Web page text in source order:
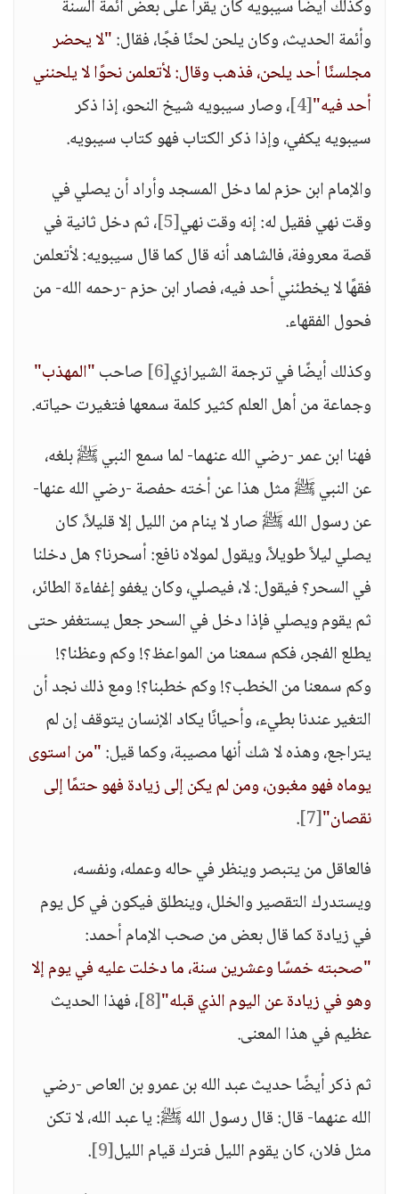
وكذلك أيضًا سيبويه كان يقرأ على بعض أئمة السنة
وأئمة الحديث، وكان يلحن لحنًا فجًا، فقال:"لا يحضر
مجلسنًا أحد يلحن، فذهب وقال: لأتعلمن نحوًا لا يلحنني
أحد فيه"[4] ، وصار سيبويه شيخ النحو، إذا ذكر
سيبويه يكفي، وإذا ذكر الكتاب فهو كتاب سيبويه.
والإمام ابن حزم لما دخل المسجد وأراد أن يصلي في
وقت نهي فقيل له: إنه وقت نهي[5] ، ثم دخل ثانية في
قصة معروفة، فالشاهد أنه قال كما قال سيبويه: لأتعلمن
فقهًا لا يخطئني أحد فيه، فصار ابن حزم -رحمه الله- من
فحول الفقهاء.
وكذلك أيضًا في ترجمة الشيرازي[6] صاحب"المهذب"
وجماعة من أهل العلم كثير كلمة سمعها فتغيرت حياته.
فهنا ابن عمر -رضي الله عنهما- لما سمع النبي ﷺ بلغه،
عن النبي ﷺ مثل هذا عن أخته حفصة -رضي الله عنها-
عن رسول الله ﷺ صار لا ينام من الليل إلا قليلاً، كان
يصلي ليلاً طويلاً، ويقول لمولاه نافع: أسحرنا؟ هل دخلنا
في السحر؟ فيقول: لا، فيصلي، وكان يغفو إغفاءة الطائر،
ثم يقوم ويصلي فإذا دخل في السحر جعل يستغفر حتى
يطلع الفجر، فكم سمعنا من المواعظ؟! وكم وعظنا؟!
وكم سمعنا من الخطب؟! وكم خطبنا؟! ومع ذلك نجد أن
التغير عندنا بطيء، وأحيانًا يكاد الإنسان يتوقف إن لم
يتراجع، وهذه لا شك أنها مصيبة، وكما قيل:"من استوى
يوماه فهو مغبون، ومن لم يكن إلى زيادة فهو حتمًا إلى
نقصان"[7]
.
فالعاقل من يتبصر وينظر في حاله وعمله، ونفسه،
ويستدرك التقصير والخلل، وينطلق فيكون في كل يوم
في زيادة كما قال بعض من صحب الإمام أحمد:
"صحبته خمسًا وعشرين سنة، ما دخلت عليه في يوم إلا
وهو في زيادة عن اليوم الذي قبله"[8] ، فهذا الحديث
عظيم في هذا المعنى.
ثم ذكر أيضًا حديث عبد الله بن عمرو بن العاص -رضي
الله عنهما- قال: قال رسول الله ﷺ: يا عبد الله، لا تكن
مثل فلان، كان يقوم الليل فترك قيام الليل[9]
.